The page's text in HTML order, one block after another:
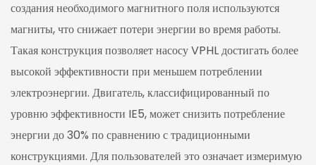
создания необходимого магнитного поля используются
магниты, что снижает потери энергии во время работы.
Такая конструкция позволяет насосу VPHL достигать более
высокой эффективности при меньшем потреблении
электроэнергии. Двигатель, классифицированный по
уровню эффективности IE5, может снизить потребление
энергии до 30% по сравнению с традиционными
конструкциями. Для пользователей это означает измеримую